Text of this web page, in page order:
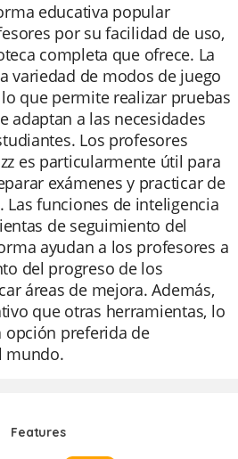
educativa popular
por su facilidad de uso,
completa que ofrece. La
variedad de modos de juego
que permite realizar pruebas
adaptan a las necesidades
Los profesores
es particularmente útil para
exámenes y practicar de
funciones de inteligencia
de seguimiento del
ayudan a los profesores a
del progreso de los
áreas de mejora. Además,
que otras herramientas, lo
opción preferida de
mundo.
Features